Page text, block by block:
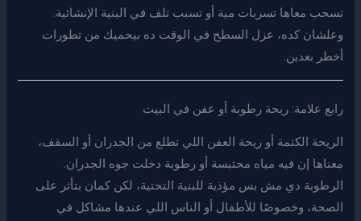
تسحب معاها تسربات مية أو تسبب تلف في البنية الإنشائية.
وعلشان كده، عزل السطح في الوقت ده بيحميك من تطورات
أخطر بعدين.
رابع علامة: ريحة رطوبة أو عفن في البيت
الريحة الكتمة أو ريحة العفن اللي تطلع من الجدران أو السقف،
معناها إن فيه مياه محتبسة أو رطوبة دخلت جوه الجدران.
الرطوبة دي مش بس مؤذية للبنية التحتية، لكن كمان بتأثر على
الصحة، وخصوصًا للأطفال أو الناس اللي عندها مشاكل في